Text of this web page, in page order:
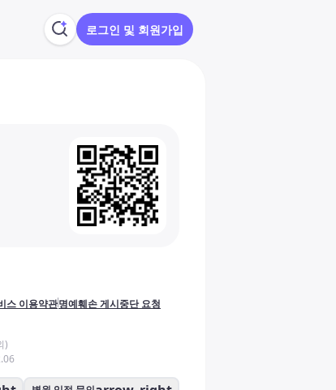
로그인 및 회원가입
스 이용약관명예훼손 게시중단 요청
)